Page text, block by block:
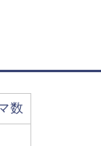
数